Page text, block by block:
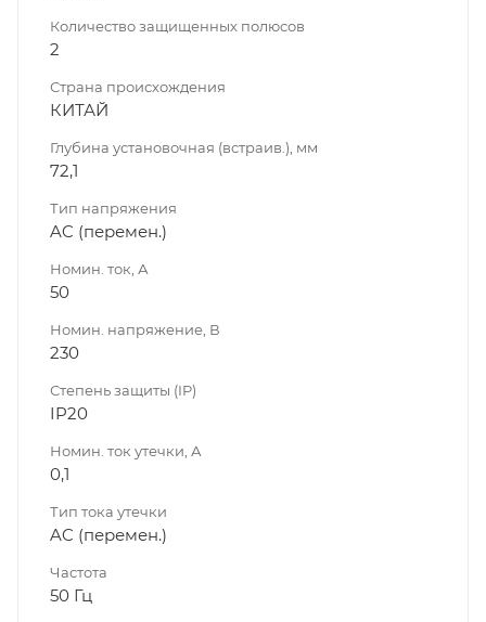
Количество защищенных полюсов
2
Страна происхождения
КИТАЙ
Глубина установочная (встраив.), мм
72,1
Тип напряжения
AC (перемен.)
Номин. ток, А
50
Номин. напряжение, В
230
Степень защиты (IP)
IP20
Номин. ток утечки, А
0,1
Тип тока утечки
AC (перемен.)
Частота
50 Гц